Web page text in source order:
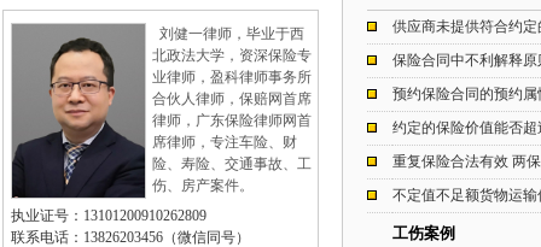
刘健一律师，毕业于西
北政法大学，资深保险专
业律师，盈科律师事务所
合伙人律师，保赔网首席
律师，广东保险律师网首
席律师，专注车险、财
险、寿险、交通事故、工
伤、房产案件。
执业证号：13101200910262809
联系电话：13826203456（微信同号）
供应商未提供符合约
保险合同中不利解释原
预约保险合同的预约属
约定的保险价值能否
重复保险合法有效 两
不定值不足额货物运
工伤案例